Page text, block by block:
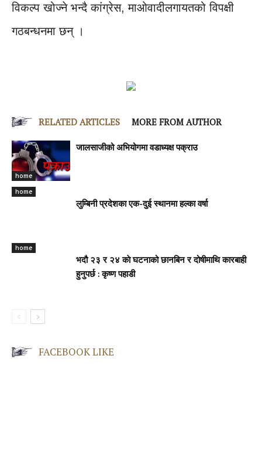
विकल्प खोज्ने भन्दै कांग्रेस, माओवादीलगायतको विपक्षी
गठबन्धनमा छन् ।
RELATED ARTICLES MORE FROM AUTHOR
home
जालसाजीको अभियोगमा वडाध्यक्ष पक्राउ
home
लुम्बिनी प्रदेशका एक-दुई स्थानमा हल्का वर्षा
home
भदौ २३ र २४ काे घटनाको छानबिन र दोषीमाथि कारबाही
हुनुपर्छ : कृष्ण पहाडी
FACEBOOK LIKE